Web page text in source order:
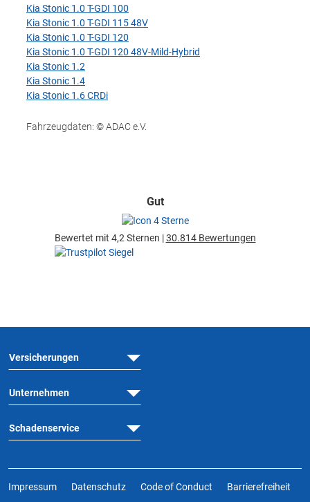
Kia Stonic 1.0 T-GDI 100
Kia Stonic 1.0 T-GDI 115 48V
Kia Stonic 1.0 T-GDI 120
Kia Stonic 1.0 T-GDI 120 48V-Mild-Hybrid
Kia Stonic 1.2
Kia Stonic 1.4
Kia Stonic 1.6 CRDi
Fahrzeugdaten: © ADAC e.V.
Gut
Bewertet mit 4,2 Sternen |30.814 Bewertungen
Versicherungen
Unternehmen
Schadenservice
Impressum Datenschutz Code of Conduct Barrierefreiheit